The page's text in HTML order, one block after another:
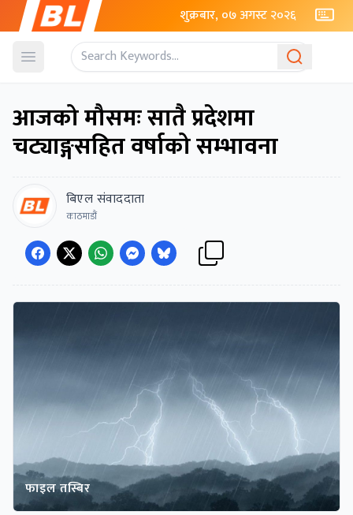
शुक्रबार, ०७ अगस्ट २०२६
Open menu
आजको मौसमः सातै प्रदेशमा
चट्याङ्गसहित वर्षाको सम्भावना
बिएल संवाददाता
काठमाडौं
फाइल तस्बिर